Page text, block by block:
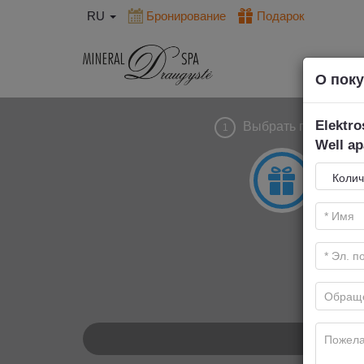
RU Бронирование Подарок
1 Выбрать подарок
О
Well